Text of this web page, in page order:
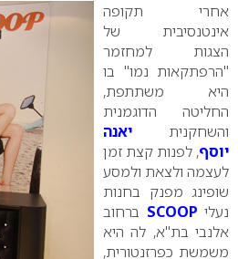
אחרי תקופה
אינטנסיבית של
הצגות למחזמר
"הרפתקאות נמו" בו
היא משתתפת,
החליטה הדוגמנית
והשחקנית יאנה
יוסף, לפנות קצת זמן
לעצמה ולצאת ולמסע
שופינג מפנק בחנות
נעלי SCOOP ברחוב
אלנבי בת"א, לה היא
משמשת כפרזנטורית,